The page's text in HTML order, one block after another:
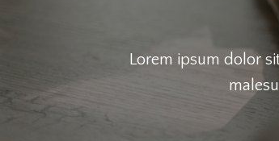
Lorem ipsum dolor